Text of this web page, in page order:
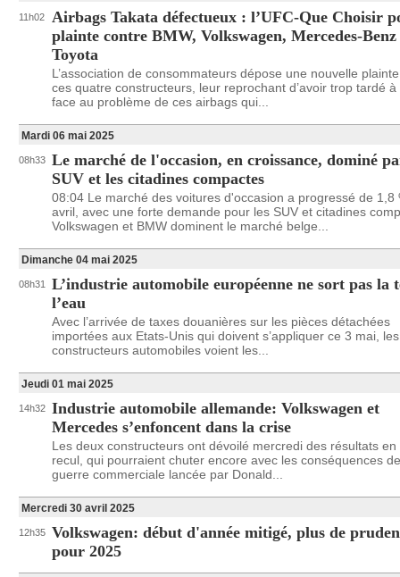
11h02
Airbags Takata défectueux : l’UFC-Que Choisir
plainte contre BMW, Volkswagen, Mercedes-Benz
Toyota
L’association de consommateurs dépose une nouvelle
ces quatre constructeurs, leur reprochant d’avoir trop tardé à
face au problème de ces airbags qui...
Mardi 06 mai 2025
08h33 Le marché de l'occasion, en croissance, dominé
SUV et les citadines compactes
08:04 Le marché des voitures d'occasion a progressé de 1,8
avril, avec une forte demande pour les SUV et citadines
Volkswagen et BMW dominent le marché belge...
Dimanche 04 mai 2025
08h31
L’industrie automobile européenne ne sort pas la
l’eau
Avec l’arrivée de taxes douanières sur les pièces détachées
importées aux Etats-Unis qui doivent s’appliquer ce 3 mai, les
constructeurs automobiles voient les...
Jeudi 01 mai 2025
14h32 Industrie automobile allemande: Volkswagen et
Mercedes s’enfoncent dans la crise
Les deux constructeurs ont dévoilé mercredi des résultats en
recul, qui pourraient chuter encore avec les conséquences
guerre commerciale lancée par Donald...
Mercredi 30 avril 2025
12h35 Volkswagen: début d'année mitigé, plus de
pour 2025